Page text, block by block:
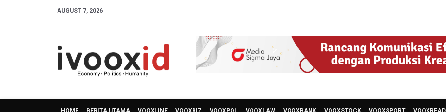
AUGUST 7, 2026
HOME BERITA UTAMA VOOXLINE VOOXBIZ VOOXPOL VOOXLAW VOOXBANK VOOXSTOCK VOOXSPORT VOOXREAD